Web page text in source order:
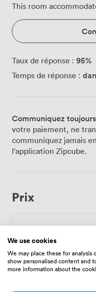
This room
Taux de réponse : 95%
Temps de réponse :
Communiquez
votre paiement, ne
communiquez jamais
l'application Zipcube.
Prix
We use cookies
We may place these for
show personalised content and
more information about the